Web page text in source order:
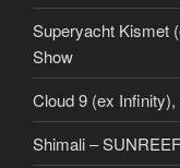
Superyacht Kismet
Show
Cloud 9 (ex
Shimali –